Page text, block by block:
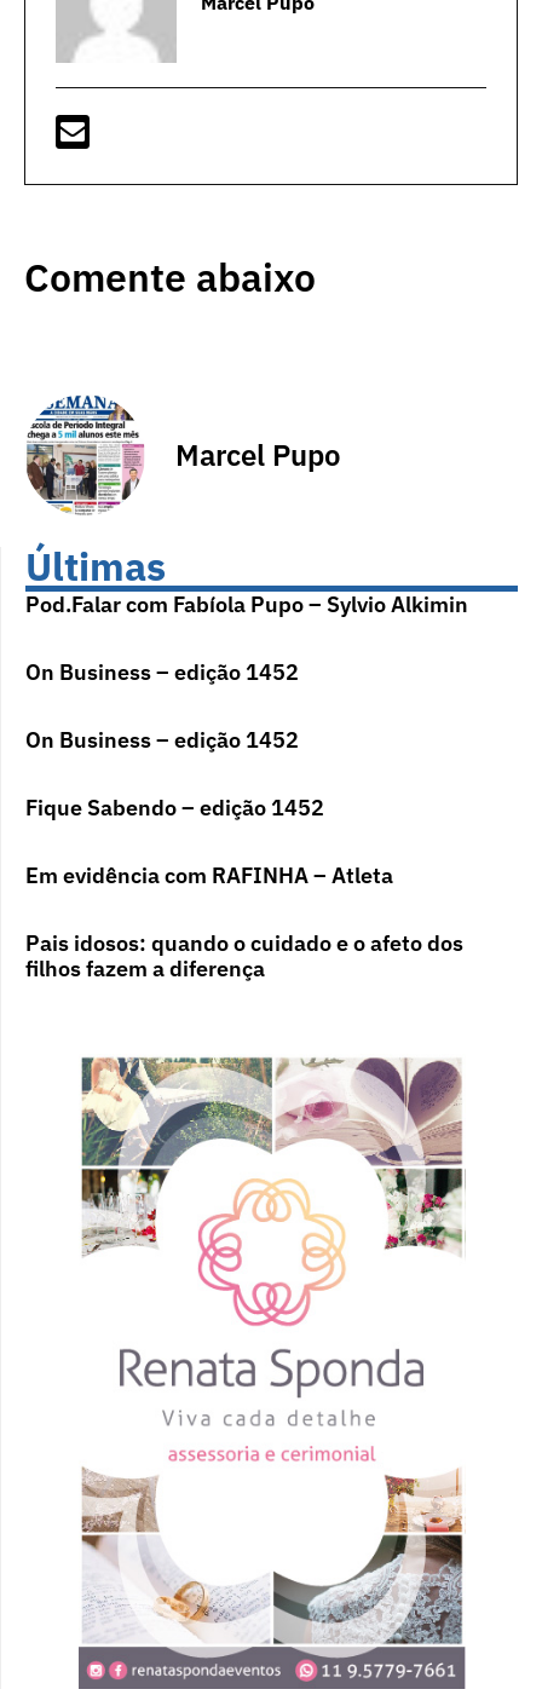
Comente abaixo
Marcel Pupo
Últimas
Pod.Falar com Fabíola Pupo – Sylvio Alkimin
On Business – edição 1452
On Business – edição 1452
Fique Sabendo – edição 1452
Em evidência com RAFINHA – Atleta
Pais idosos: quando o cuidado e o afeto dos
filhos fazem a diferença